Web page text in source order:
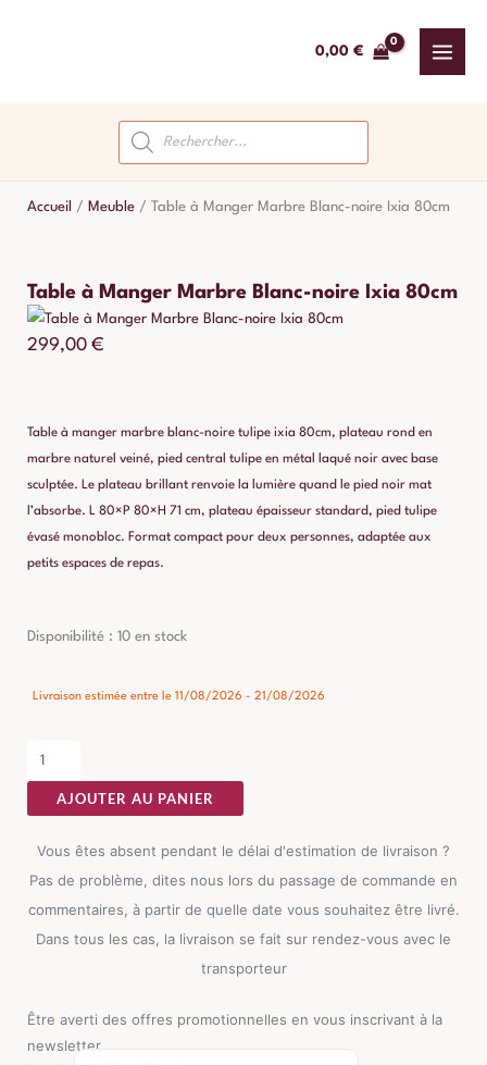
0,00 €
Recherche
de
produits
Accueil / Meuble / Table à Manger Marbre Blanc-noire Ixia 80cm
Table à Manger Marbre Blanc-noire Ixia 80cm
299,00 €
Table à manger marbre blanc-noire tulipe ixia 80cm, plateau rond en
marbre naturel veiné, pied central tulipe en métal laqué noir avec base
sculptée. Le plateau brillant renvoie la lumière quand le pied noir mat
l’absorbe. L 80×P 80×H 71 cm, plateau épaisseur standard, pied tulipe
évasé monobloc. Format compact pour deux personnes, adaptée aux
petits espaces de repas.
Disponibilité : 10 en stock
Livraison estimée entre le 11/08/2026 - 21/08/2026
quantité
Table
Manger
Marbre
Blanc-
AJOUTER AU PANIER
Vous êtes absent pendant le délai d'estimation de livraison ?
Pas de problème, dites nous lors du passage de commande en
commentaires, à partir de quelle date vous souhaitez être livré.
Dans tous les cas, la livraison se fait sur rendez-vous avec le
transporteur
Être averti des offres promotionnelles en vous inscrivant à la
newsletter